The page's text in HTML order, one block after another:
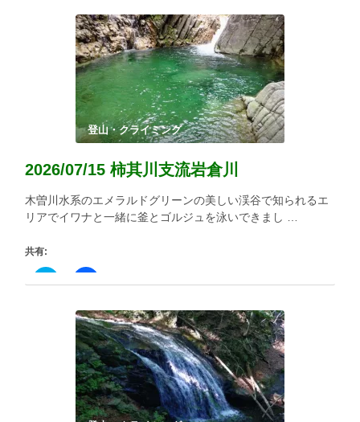
Twitter
で
開
ま
す)
有
す
る
に
は
ク
リ
ッ
ク
し
て
く
だ
(新
し
ウ
ィ
ン
き
ま
登山・クライミング
2026/07/15 柿其川支流岩倉川
木曽川水系のエメラルドグリーンの美しい渓谷で知られるエ
リアでイワナと一緒に釜とゴルジュを泳いできまし …
共有:
ク
リ
Twitter
Facebook
で
有
す
る
に
は
ク
リ
ッ
ク
し
て